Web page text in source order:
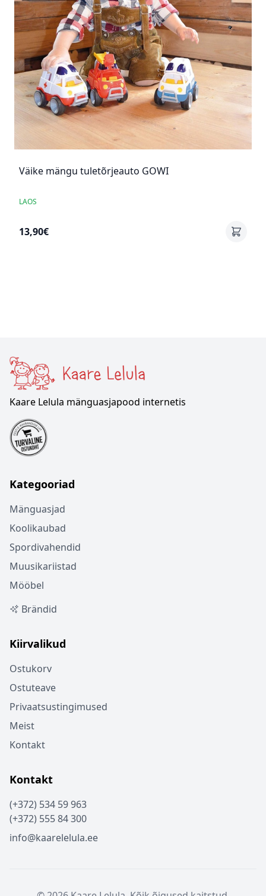
Väike mängu tuletõrjeauto GOWI
LAOS
13,90€
Kaare Lelula mänguasjapood internetis
Kategooriad
Mänguasjad
Koolikaubad
Spordivahendid
Muusikariistad
Mööbel
Brändid
Kiirvalikud
Ostukorv
Ostuteave
Privaatsustingimused
Meist
Kontakt
Kontakt
(+372) 534 59 963
(+372) 555 84 300
info@kaarelelula.ee